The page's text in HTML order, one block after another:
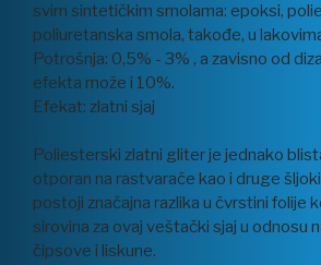
svim sintetičkim smolama: epoksi,
poliuretanska smola, takođe, u
Potrošnja: 0,5% - 3% , a zavisno od
efekta može i 10%.
Efekat: zlatni sjaj
Poliesterski zlatni gliter je jednako
otporan na rastvarače kao i druge
postoji značajna razlika u čvrstini folije
sirovina za ovaj veštački sjaj u odnosu
čipsove i liskune.